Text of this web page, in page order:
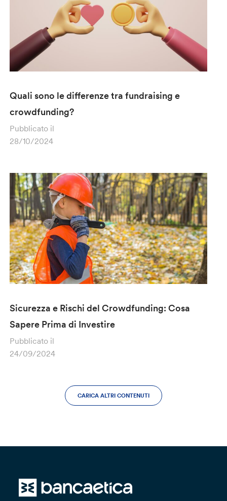
Quali sono le differenze tra fundraising e
crowdfunding?
Pubblicato il
28/10/2024
Sicurezza e Rischi del Crowdfunding: Cosa
Sapere Prima di Investire
Pubblicato il
24/09/2024
CARICA ALTRI CONTENUTI